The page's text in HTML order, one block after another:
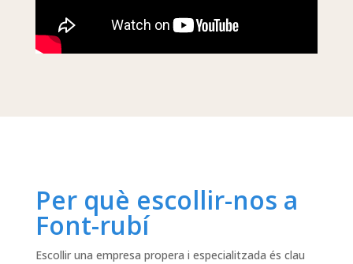
Per què escollir-nos a
Font-rubí
Escollir una empresa propera i especialitzada és clau